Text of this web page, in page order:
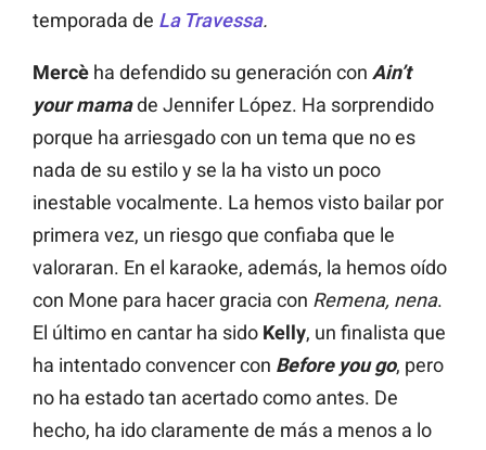
temporada de La Travessa.
Mercè ha defendido su generación con Ain’t
your mamade Jennifer López. Ha sorprendido
porque ha arriesgado con un tema que no es
nada de su estilo y se la ha visto un poco
inestable vocalmente. La hemos visto bailar por
primera vez, un riesgo que confiaba que le
valoraran. En el karaoke, además, la hemos oído
con Mone para hacer gracia con Remena, nena.
El último en cantar ha sido Kelly, un finalista que
ha intentado convencer con Before you go, pero
no ha estado tan acertado como antes. De
hecho, ha ido claramente de más a menos a lo